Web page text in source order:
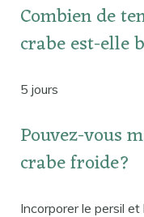
Combien de
crabe est-elle
5 jours
Pouvez-vous
crabe froide?
Incorporer le persil